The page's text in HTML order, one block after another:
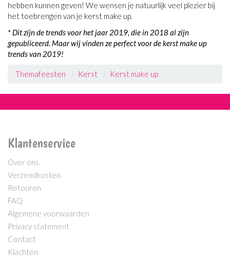
hebben kunnen geven! We wensen je natuurlijk veel plezier bij
het toebrengen van je kerst make up.
* Dit zijn de trends voor het jaar 2019, die in 2018 al zijn
gepubliceerd. Maar wij vinden ze perfect voor de kerst make up
trends van 2019!
Themafeesten Kerst Kerst make up
Klantenservice
Over ons
Verzendkosten
Retouren
FAQ
Algemene voorwaarden
Privacy statement
Contact
Klachten